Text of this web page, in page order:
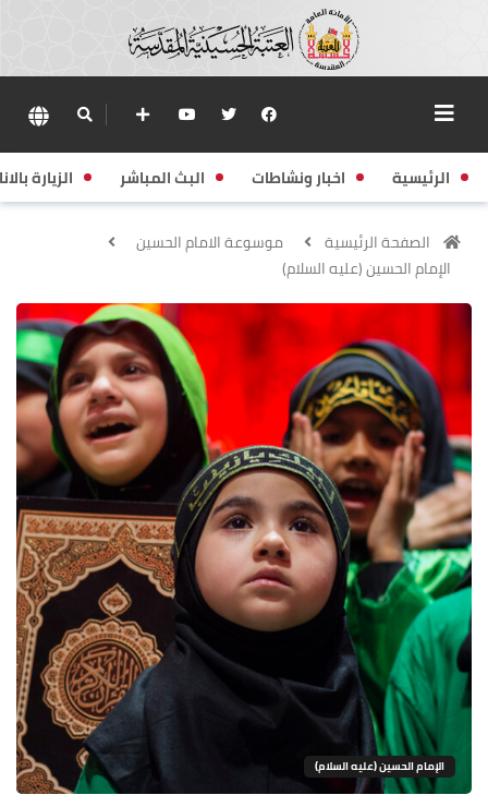
الرئيسية اخبار ونشاطات البث المباشر الزيارة
الصفحة الرئيسية
موسوعة الامام الحسين
الإمام الحسين (عليه السلام)
الإمام الحسين (عليه السلام)